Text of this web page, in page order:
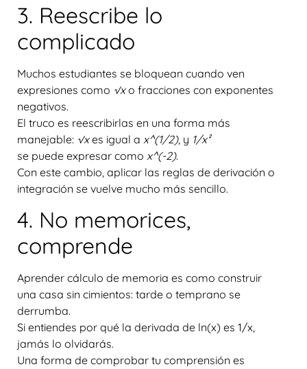
3. Reescribe lo
complicado
Muchos estudiantes se bloquean cuando ven
expresiones como √xo fracciones con exponentes
negativos.
El truco es reescribirlas en una forma más
manejable: √xes igual a x^(1/2), y 1/x²
se puede expresar como x^(-2).
Con este cambio, aplicar las reglas de derivación o
integración se vuelve mucho más sencillo.
4. No memorices,
comprende
Aprender cálculo de memoria es como construir
una casa sin cimientos: tarde o temprano se
derrumba.
Si entiendes por qué la derivada de ln(x) es 1/x,
jamás lo olvidarás.
Una forma de comprobar tu comprensión es